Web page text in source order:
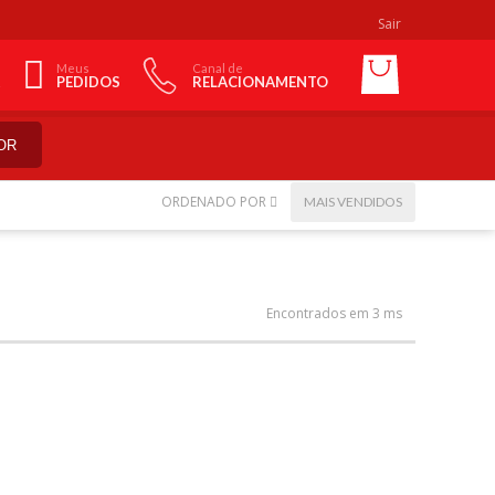
Sair
Meus
PEDIDOS
Canal de
RELACIONAMENTO
ORDENADO POR MAIS VENDIDOS
Encontrados em 3 ms